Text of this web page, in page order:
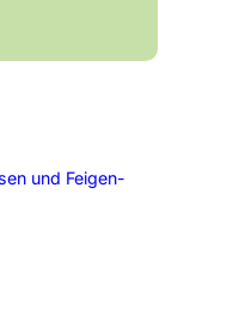
und Feigen-